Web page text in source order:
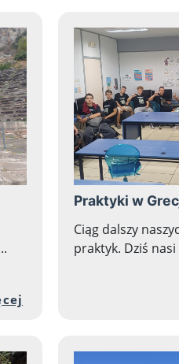
Praktyki w Grecji
Przejdź do pełnej
Praktyki w
Ciąg dalszy
praktyk. Dziś nasi